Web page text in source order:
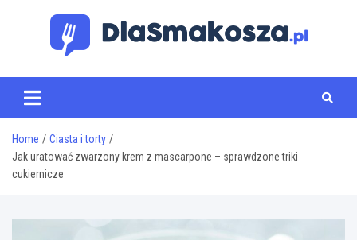
www.dlasmakosza.pl
Home
Ciasta i torty
Jak uratować zwarzony krem z mascarpone – sprawdzone triki
cukiernicze